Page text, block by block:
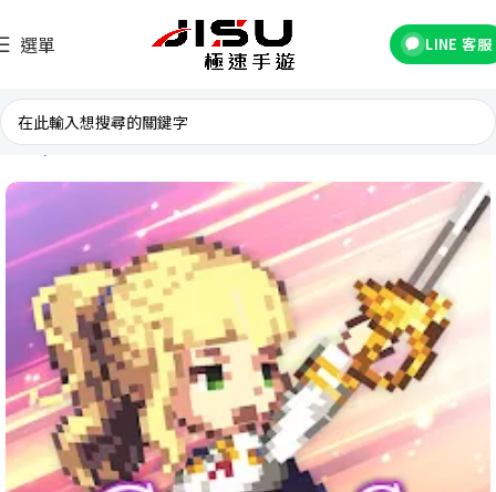
選單 LINE 客服
首頁 國際遊戲